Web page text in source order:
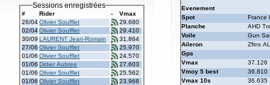
Sessions enregistrées
# Rider -
Vmax
26/04Olivier Soufflet
29.680
02/04Olivier Soufflet
29.410
30/09 LAURENT Jean-Romain
31.864
27/06 Olivier Soufflet
25.970
01/06 Olivier Soufflet
24.570
01/06 Didier Aubree
27.603
01/06 Olivier Soufflet
25.562
01/06 Olivier Soufflet
23.968
Evenement
Spot
France
Planche
AHD
Voile
Gun
Aileron
Zfins
Gps
Vmax
37.126
Vmoy 5 best
36.810
Vmax 10s
36.635